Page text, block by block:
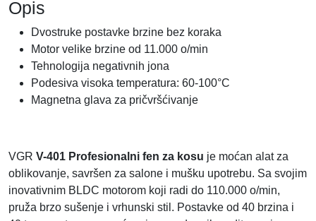
Opis
Dvostruke postavke brzine bez koraka
Motor velike brzine od 11.000 o/min
Tehnologija negativnih jona
Podesiva visoka temperatura: 60-100°C
Magnetna glava za pričvršćivanje
VGR V-401 Profesionalni fen za kosu je moćan alat za
oblikovanje, savršen za salone i mušku upotrebu. Sa svojim
inovativnim BLDC motorom koji radi do 110.000 o/min,
pruža brzo sušenje i vrhunski stil. Postavke od 40 brzina i